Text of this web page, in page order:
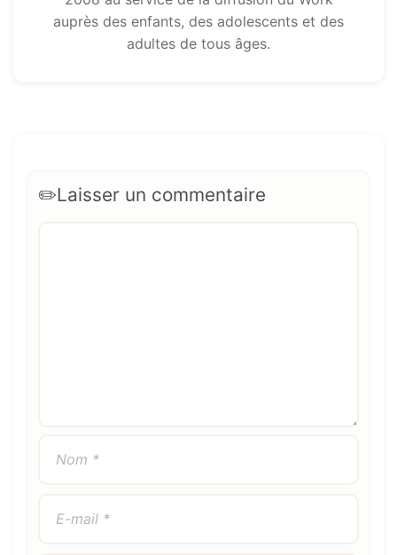
auprès des enfants, des adolescents et des
adultes de tous âges.
Laisser un commentaire